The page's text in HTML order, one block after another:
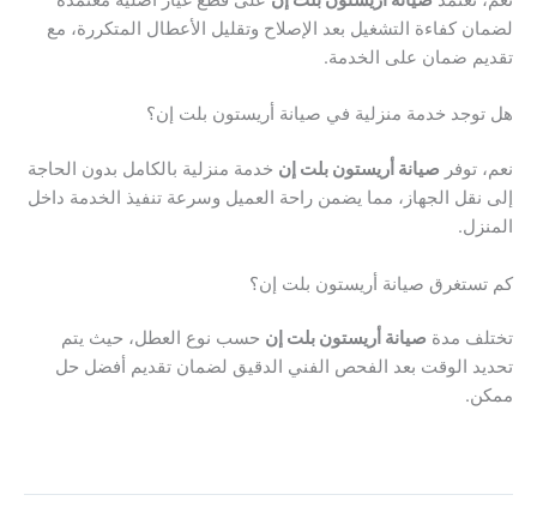
كفاءة التشغيل بعد الإصلاح وتقليل الأعطال المتكررة، مع
ضمان على الخدمة.
خدمة منزلية في صيانة أريستون بلت إن؟
توفرصيانة أريستون بلت إن خدمة منزلية بالكامل بدون الحاجة
نقل الجهاز، مما يضمن راحة العميل وسرعة تنفيذ الخدمة داخل
صيانة أريستون بلت إن؟
مدةصيانة أريستون بلت إن حسب نوع العطل، حيث يتم
الوقت بعد الفحص الفني الدقيق لضمان تقديم أفضل حل